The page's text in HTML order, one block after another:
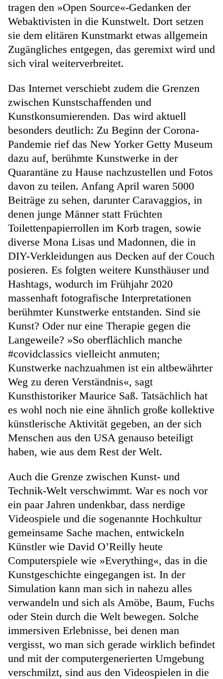
tragen den »Open Source«-Gedanken der
Webaktivisten in die Kunstwelt. Dort setzen
sie dem elitären Kunstmarkt etwas allgemein
Zugängliches entgegen, das geremixt wird und
sich viral weiterverbreitet.
Das Internet verschiebt zudem die Grenzen
zwischen Kunstschaffenden und
Kunstkonsumierenden. Das wird aktuell
besonders deutlich: Zu Beginn der Corona-
Pandemie rief das New Yorker Getty Museum
dazu auf, berühmte Kunstwerke in der
Quarantäne zu Hause nachzustellen und Fotos
davon zu teilen. Anfang April waren 5000
Beiträge zu sehen, darunter Caravaggios, in
denen junge Männer statt Früchten
Toilettenpapierrollen im Korb tragen, sowie
diverse Mona Lisas und Madonnen, die in
DIY-Verkleidungen aus Decken auf der Couch
posieren. Es folgten weitere Kunsthäuser und
Hashtags, wodurch im Frühjahr 2020
massenhaft fotografische Interpretationen
berühmter Kunstwerke entstanden. Sind sie
Kunst? Oder nur eine Therapie gegen die
Langeweile? »So oberflächlich manche
#covidclassics vielleicht anmuten;
Kunstwerke nachzuahmen ist ein altbewährter
Weg zu deren Verständnis«, sagt
Kunsthistoriker Maurice Saß. Tatsächlich hat
es wohl noch nie eine ähnlich große kollektive
künstlerische Aktivität gegeben, an der sich
Menschen aus den USA genauso beteiligt
haben, wie aus dem Rest der Welt.
Auch die Grenze zwischen Kunst- und
Technik-Welt verschwimmt. War es noch vor
ein paar Jahren undenkbar, dass nerdige
Videospiele und die sogenannte Hochkultur
gemeinsame Sache machen, entwickeln
Künstler wie David O’Reilly heute
Computerspiele wie »Everything«, das in die
Kunstgeschichte eingegangen ist. In der
Simulation kann man sich in nahezu alles
verwandeln und sich als Amöbe, Baum, Fuchs
oder Stein durch die Welt bewegen. Solche
immersiven Erlebnisse, bei denen man
vergisst, wo man sich gerade wirklich befindet
und mit der computergenerierten Umgebung
verschmilzt, sind aus den Videospielen in die